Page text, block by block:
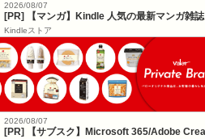
2026/08/07
[PR] 【マンガ】Kindle 人気の最新マンガ雑
Kindleストア
2026/08/07
[PR] 【サブスク】Microsoft 365/Adobe